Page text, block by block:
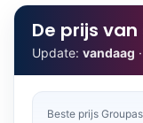
De prijs
Update: vandaag
Beste prijs